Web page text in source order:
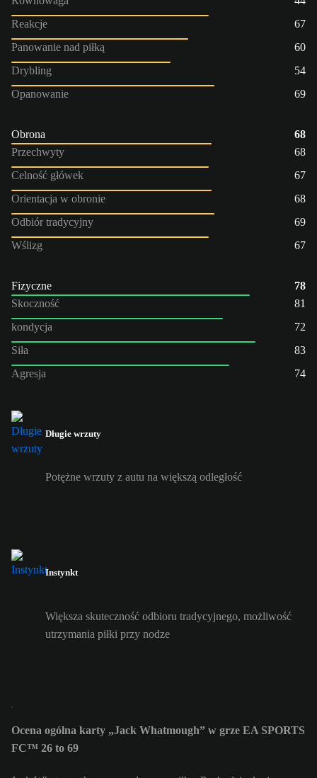
Reakcje
67
Panowanie nad piłką
60
Drybling
54
Opanowanie
69
Obrona
68
Przechwyty
68
Celność główek
67
Orientacja w obronie
68
Odbiór tradycyjny
69
Wślizg
67
Fizyczne
78
Skoczność
81
kondycja
72
Siła
83
Agresja
74
Długie wrzuty
Potężne wrzuty z autu na większą odległość
Instynkt
Większa skuteczność odbioru tradycyjnego, możliwość
utrzymania piłki przy nodze
Ocena ogólna karty „Jack Whatmough” w grze EA SPORTS
FC™ 26 to 69